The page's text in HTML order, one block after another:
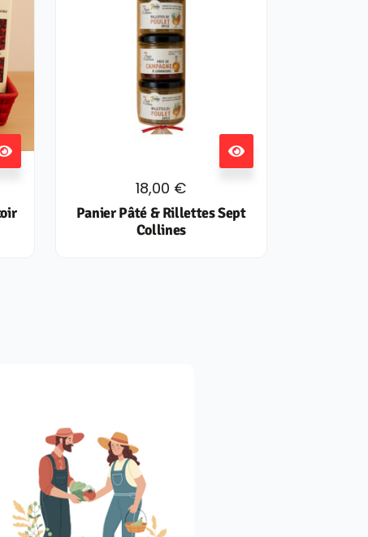
18,00 €
Panier Pâté & Rillettes Sept
Collines